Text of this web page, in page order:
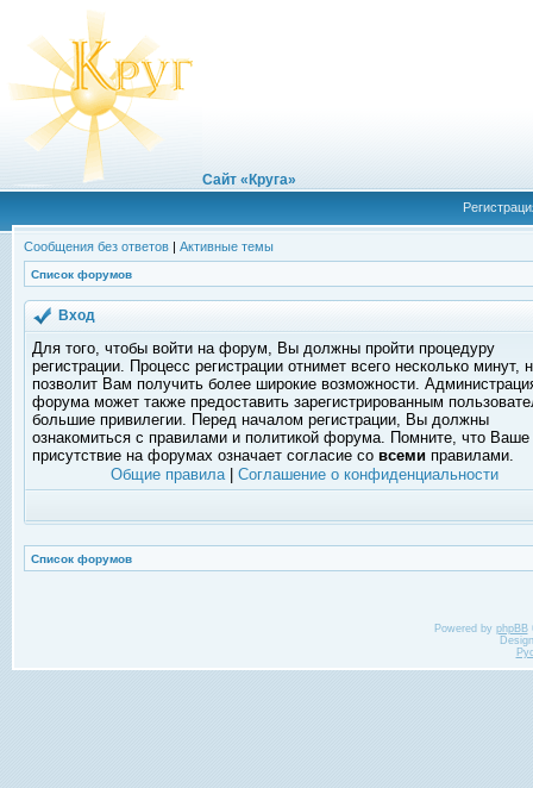
Сайт «Круга»
Сообщения без ответов | Активные темы
Список форумов
Вход
Для того, чтобы войти на форум, Вы должны пройти процедуру
регистрации. Процесс регистрации отнимет всего несколько минут,
позволит Вам получить более широкие возможности.
форума может также предоставить зарегистрированным
большие привилегии. Перед началом регистрации, Вы должны
ознакомиться с правилами и политикой форума. Помните, что Ваше
присутствие на форумах означает согласие со всеми правилами.
Общие правила| Соглашение о конфиденциальности
Список форумов
Powered by phpBB